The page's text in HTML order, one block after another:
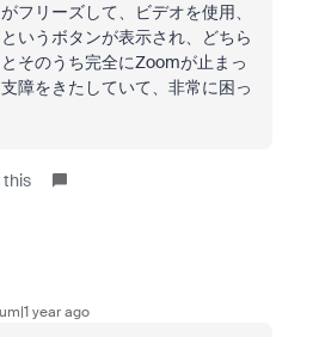
フリーズして、ビデオを使用、
いうボタンが表示され、どちら
そのうち完全にZoomが止まっ
障をきたしていて、非常に困っ
this
year ago